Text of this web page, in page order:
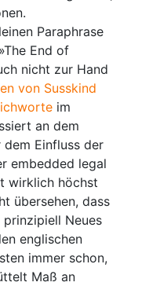
Paraphrase
End of
nicht zur Hand
von Susskind
im
an dem
dem Einfluss der
embedded legal
wirklich höchst
übersehen, dass
Neues
englischen
immer schon,
Maß an